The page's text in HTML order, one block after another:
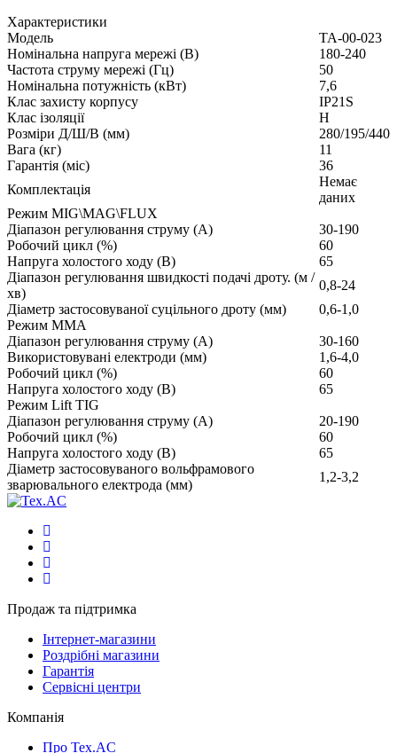
Характеристики
Модель
ТА-00-023
Номінальна напруга мережі (В)
180-240
Частота струму мережі (Гц)
50
Номінальна потужність (кВт)
7,6
Клас захисту корпусу
IP21S
Клас ізоляції
H
Розміри Д/Ш/В (мм)
280/195/440
Вага (кг)
11
Гарантія (міс)
36
Комплектація
Немає
даних
Режим MIG\MAG\FLUX
Діапазон регулювання струму (А)
30-190
Робочий цикл (%)
60
Напруга холостого ходу (В)
65
Діапазон регулювання швидкості подачі дроту. (м /
хв)
0,8-24
Діаметр застосовуваної суцільного дроту (мм)
0,6-1,0
Режим ММА
Діапазон регулювання струму (А)
30-160
Використовувані електроди (мм)
1,6-4,0
Робочий цикл (%)
60
Напруга холостого ходу (В)
65
Режим Lift TIG
Діапазон регулювання струму (А)
20-190
Робочий цикл (%)
60
Напруга холостого ходу (В)
65
Діаметр застосовуваного вольфрамового
зварювального електрода (мм)
1,2-3,2
Продаж та підтримка
Інтернет-магазини
Роздрібні магазини
Гарантія
Сервісні центри
Компанія
Про Tex.AC